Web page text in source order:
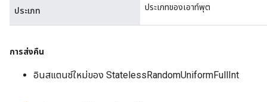
ประเภท ประเภทของเอาท์พุต
การส่งคืน
อินสแตนซ์ใหม่ของ StatelessRandomUniformFullInt